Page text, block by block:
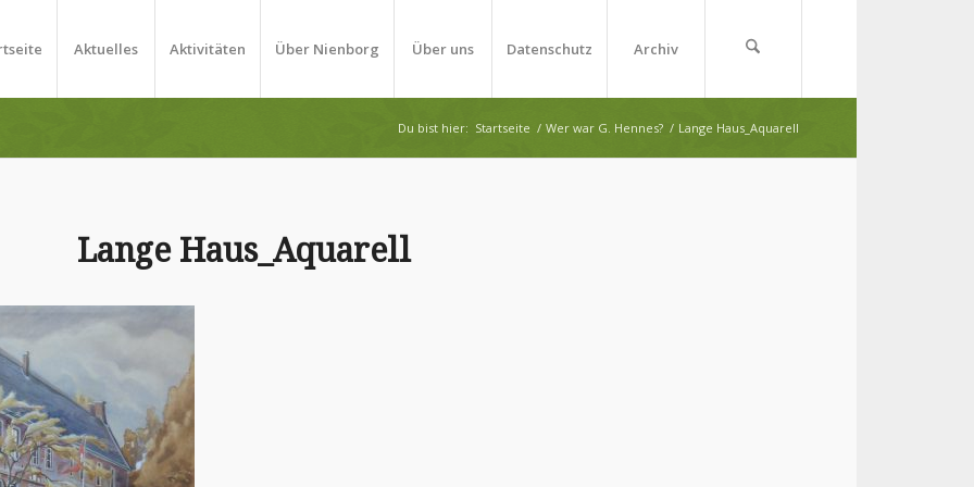
Aktuelles Aktivitäten Über Nienborg Über uns Datenschutz Archiv
Du bist hier: Startseite / Wer war G. Hennes? / Lange Haus_Aquarell
Lange Haus_Aquarell